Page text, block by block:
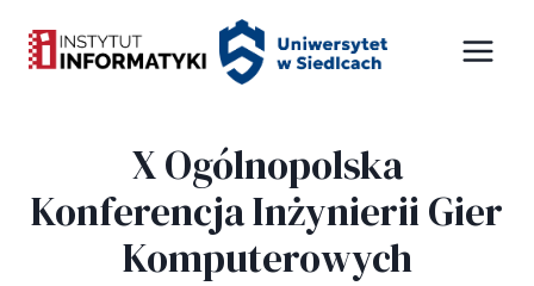
Panel zarządzania plikami cookies
treści
X Ogólnopolska
Konferencja Inżynierii Gier
Komputerowych